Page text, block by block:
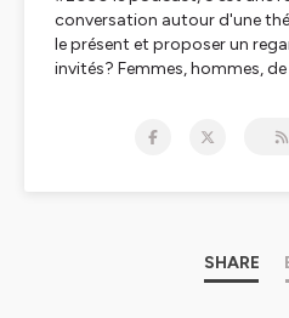
conversation autour d'une
le présent et proposer un
invités? Femmes, hommes,
oreilles. Et vous? 2050 vous
pour plus
SHARE